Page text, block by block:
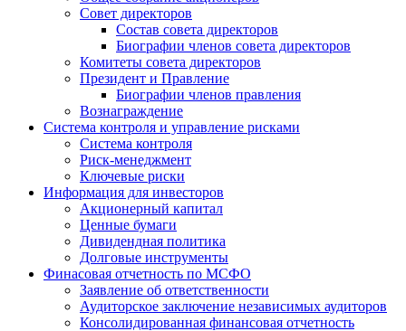
Совет директоров
Состав совета директоров
Биографии членов совета директоров
Комитеты совета директоров
Президент и Правление
Биографии членов правления
Вознаграждение
Система контроля и управление рисками
Система контроля
Риск-менеджмент
Ключевые риски
Информация для инвесторов
Акционерный капитал
Ценные бумаги
Дивидендная политика
Долговые инструменты
Финасовая отчетность по МСФО
Заявление об ответственности
Аудиторское заключение независимых аудиторов
Консолидированная финансовая отчетность